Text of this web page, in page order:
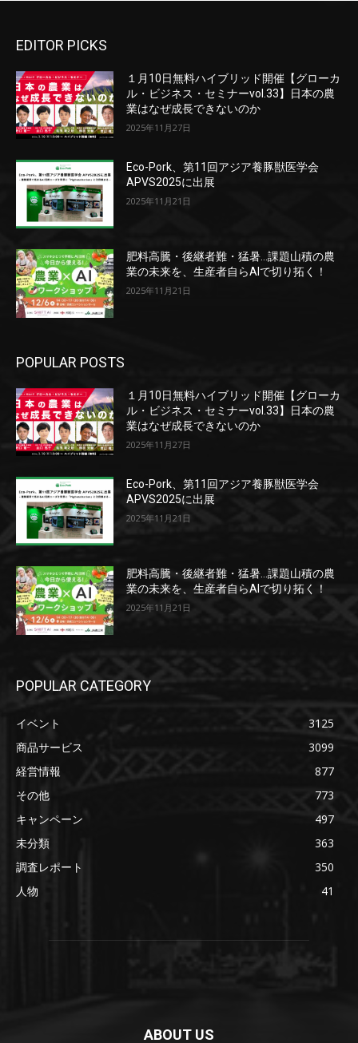
EDITOR PICKS
１月10日無料ハイブリッド開催【グローカ
ル・ビジネス・セミナーvol.33】日本の農
業はなぜ成長できないのか
2025年11月27日
Eco-Pork、第11回アジア養豚獣医学会
APVS2025に出展
2025年11月21日
肥料高騰・後継者難・猛暑…課題山積の農
業の未来を、生産者自らAIで切り拓く！
2025年11月21日
POPULAR POSTS
１月10日無料ハイブリッド開催【グローカ
ル・ビジネス・セミナーvol.33】日本の農
業はなぜ成長できないのか
2025年11月27日
Eco-Pork、第11回アジア養豚獣医学会
APVS2025に出展
2025年11月21日
肥料高騰・後継者難・猛暑…課題山積の農
業の未来を、生産者自らAIで切り拓く！
2025年11月21日
POPULAR CATEGORY
イベント
3125
商品サービス
3099
経営情報
877
その他
773
キャンペーン
497
未分類
363
調査レポート
350
人物
41
ABOUT US